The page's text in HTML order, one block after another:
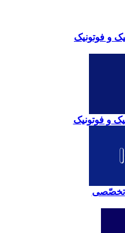
و فوتونیک
و فوتونیک